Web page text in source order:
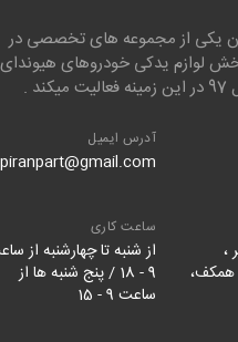
یکی از مجموعه های تخصصی در
لوازم یدکی خودروهای
.
آدرس ایمیل
piranpart@gmail.com
،
همکف،
ساعت کاری
از شنبه تا چهارشنبه از
9 - 18 / پنج شنبه ها از
ساعت 9 - 15